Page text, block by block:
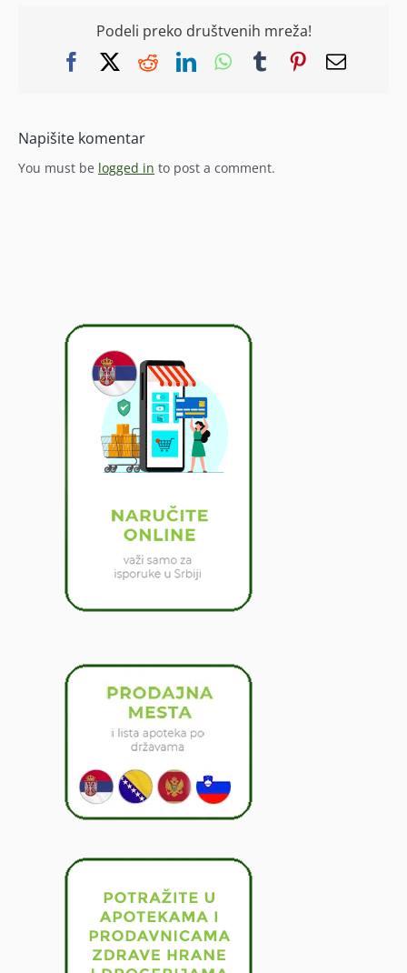
Podeli preko društvenih mreža!
FacebookRedditLinkedInWhatsApp
TumblrPinterest
Email
Napišite komentar
You must be logged in to post a comment.